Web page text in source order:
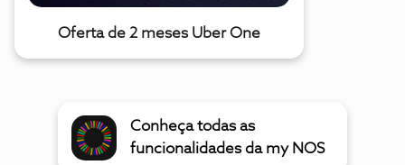
Oferta de 2 meses Uber One
Conheça todas as
funcionalidades da my NOS